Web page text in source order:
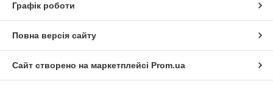
Графік роботи
Повна версія сайту
Сайт створено на маркетплейсі Prom.ua